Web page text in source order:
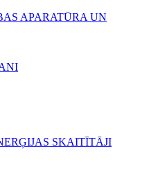
APARATŪRA UN
SKAITĪTĀJI